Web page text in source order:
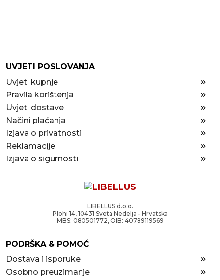
UVJETI POSLOVANJA
Uvjeti kupnje
Pravila korištenja
Uvjeti dostave
Načini plaćanja
Izjava o privatnosti
Reklamacije
Izjava o sigurnosti
LIBELLUS d.o.o.
Plohi 14, 10431 Sveta Nedelja - Hrvatska
MBS: 080501772, OIB: 40789119569
PODRŠKA & POMOĆ
Dostava i isporuke
Osobno preuzimanje